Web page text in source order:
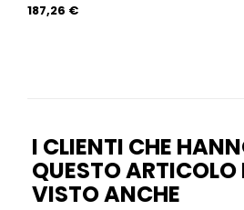
187,26 €
I CLIENTI CHE
QUESTO
VISTO ANCHE